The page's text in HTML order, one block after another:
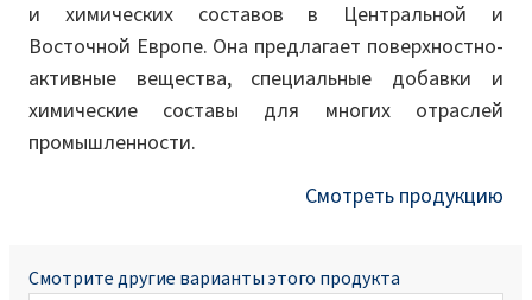
и химических составов в Центральной и
Восточной Европе. Она предлагает поверхностно-
активные вещества, специальные добавки и
химические составы для многих отраслей
промышленности.
Смотреть продукцию
Смотрите другие варианты этого продукта